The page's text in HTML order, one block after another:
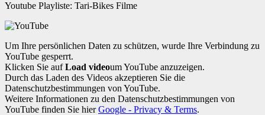
Youtube Playliste: Tari-Bikes Filme
Um Ihre persönlichen Daten zu schützen, wurde Ihre Verbindung zu
YouTube gesperrt.
Klicken Sie aufLoad videoum YouTube anzuzeigen.
Durch das Laden des Videos akzeptieren Sie die
Datenschutzbestimmungen von YouTube.
Weitere Informationen zu den Datenschutzbestimmungen von
YouTube finden Sie hierGoogle - Privacy & Terms.